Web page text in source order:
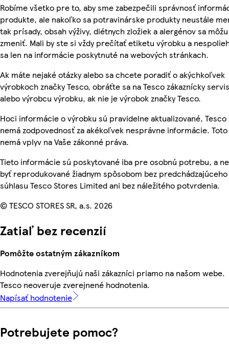
Robíme všetko pre to, aby sme zabezpečili správnosť
produkte, ale nakoľko sa potravinárske produkty neustále
tak prísady, obsah výživy, diétnych zložiek a alergénov sa môžu
zmeniť. Mali by ste si vždy prečítať etiketu výrobku a
sa len na informácie poskytnuté na webových stránkach.
Ak máte nejaké otázky alebo sa chcete poradiť o akýchkoľvek
výrobkoch značky Tesco, obráťte sa na Tesco zákaznícky
alebo výrobcu výrobku, ak nie je výrobok značky Tesco.
Hoci informácie o výrobku sú pravidelne aktualizované, Tesco
nemá zodpovednosť za akékoľvek nesprávne informácie. Toto
nemá vplyv na Vaše zákonné práva.
Tieto informácie sú poskytované iba pre osobnú potrebu, a
byť reprodukované žiadnym spôsobom bez predchádzajúceho
súhlasu Tesco Stores Limited ani bez náležitého potvrdenia.
© TESCO STORES SR, a.s. 2026
Zatiaľ bez recenzií
Pomôžte ostatným zákazníkom
Hodnotenia zverejňujú naši zákazníci priamo na našom webe.
Tesco neoveruje zverejnené hodnotenia.
Napísať hodnotenie
Potrebujete pomoc?